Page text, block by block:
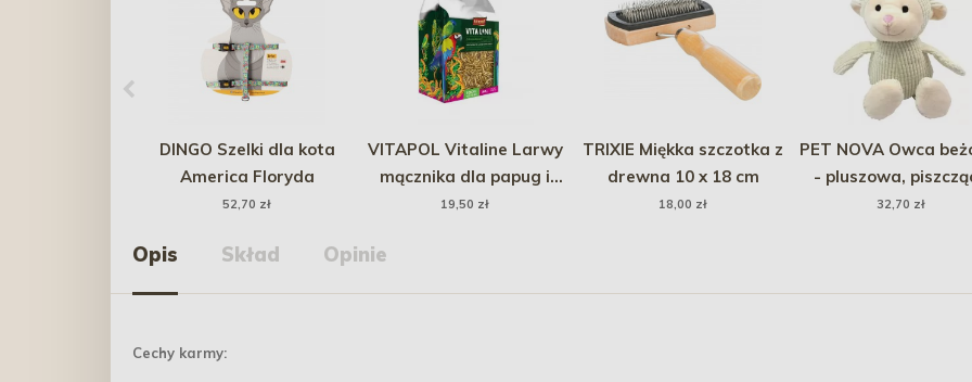
DINGO Szelki dla kota
America Floryda
52,70 zł
VITAPOL Vitaline Larwy
mącznika dla papug i
ptaków egzotycznych 80
19,50 zł
TRIXIE Miękka szczotka z
drewna 10 x 18 cm
18,00 zł
PET NOVA Owca
- pluszowa,
32cm
32,70 zł
Opis Skład Opinie
Cechy karmy: